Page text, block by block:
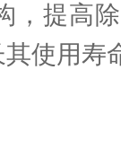
，提高
使用寿